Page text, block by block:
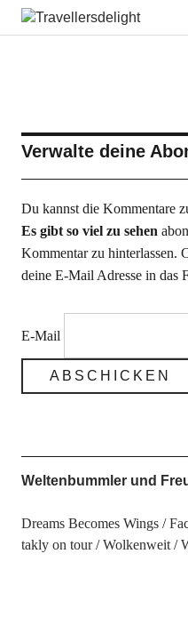
Travellersdelight
Verwalte deine
Du kannst die Kommentare
Es gibt so viel zu sehen
Kommentar zu hinterlassen.
deine E-Mail Adresse in das
E-Mail
Weltenbummler und
Dreams Becomes Wings
takly on tour
Wolkenweit